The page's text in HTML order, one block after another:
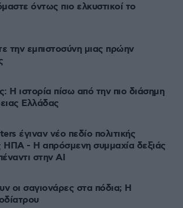
όντως πιο ελκυστικοί το
την εμπιστοσύνη μιας πρώην
Η ιστορία πίσω από την πιο διάσημη
Ελλάδας
έγιναν νέο πεδίο πολιτικής
ΗΠΑ - Η απρόσμενη συμμαχία δεξιάς
στην AI
οι σαγιονάρες στα πόδια; Η